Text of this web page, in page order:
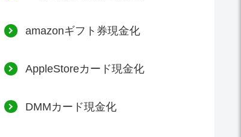
amazonギフト券現金化
AppleStoreカード現金化
DMMカード現金化